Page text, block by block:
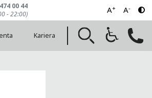
00 44
- 22:00) A+ A-
Kariera